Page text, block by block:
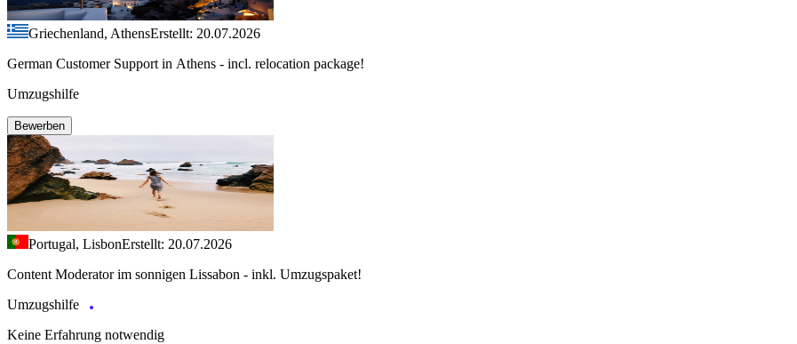
Griechenland, AthensErstellt: 20.07.2026
German Customer Support in Athens - incl. relocation package!
Umzugshilfe
Bewerben
Portugal, LisbonErstellt: 20.07.2026
Content Moderator im sonnigen Lissabon - inkl. Umzugspaket!
Umzugshilfe
Keine Erfahrung notwendig